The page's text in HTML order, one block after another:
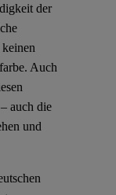
der
Auch
auch die
und